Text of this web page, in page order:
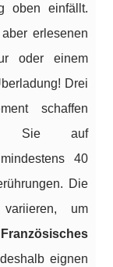
oben einfällt.
erlesenen
oder einem
Drei
schaffen
Sie auf
40
Die
um
Französisches
eignen